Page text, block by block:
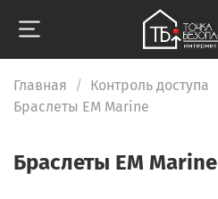
Главная Контроль доступа
Браслеты EM Marine
Браслеты EM Marine